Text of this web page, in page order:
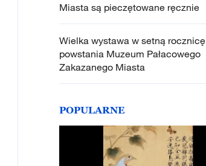
Miasta są pieczętowane ręcznie
Wielka wystawa w setną rocznicę
powstania Muzeum Pałacowego
Zakazanego Miasta
POPULARNE